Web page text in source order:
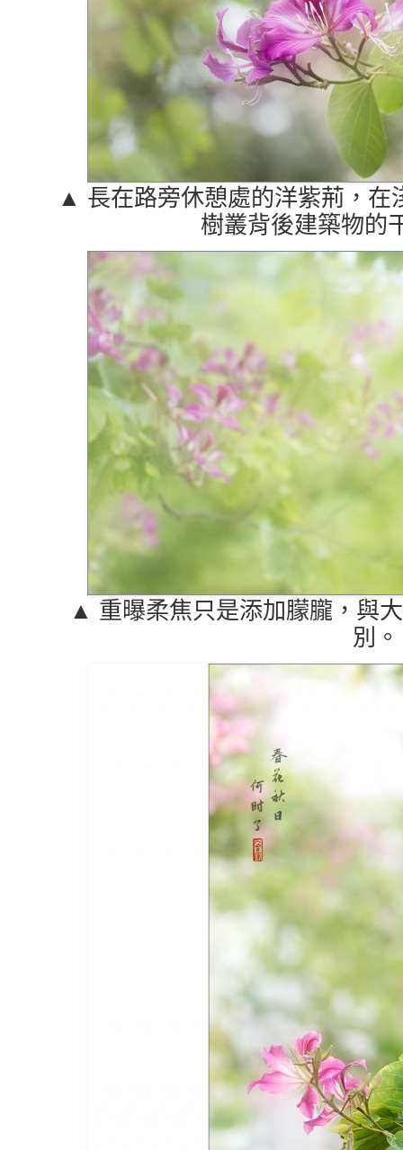
▲ 長在路旁休憩處的洋紫荊，在
樹叢背後建築物的
▲ 重曝柔焦只是添加朦朧，與
別。